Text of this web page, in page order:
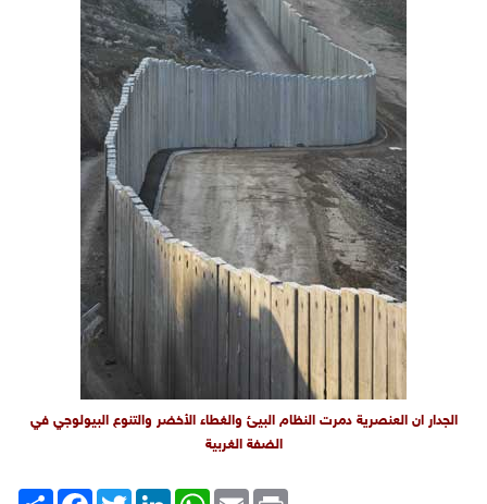
الجدار ان العنصرية دمرت النظام البيئ والغطاء الأخضر والتنوع البيولوجي في
الضفة الغربية
انشر
FacebookTwitterLinkedIn
WhatsAppEmail Print